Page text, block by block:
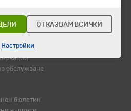
обслужване
бюлетин
ОТКАЗВАМ ВСИЧКИ
Настройки